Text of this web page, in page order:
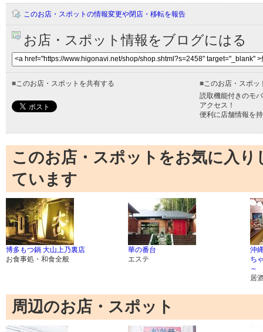
このお店・スポットの情報変更や閉店・移転を報告
お店・スポット情報をブログにはる
■ このお店・スポットを共有する ■ このお店・スポ
読取機能付きのモ
アクセス！
便利に店舗情報を
このお店・スポットをお気に入
ています
博多もつ鍋 大山上乃裏店
お食事処・和食全般
華の番台
エステ
沖
ち
～
居
周辺のお店・スポット